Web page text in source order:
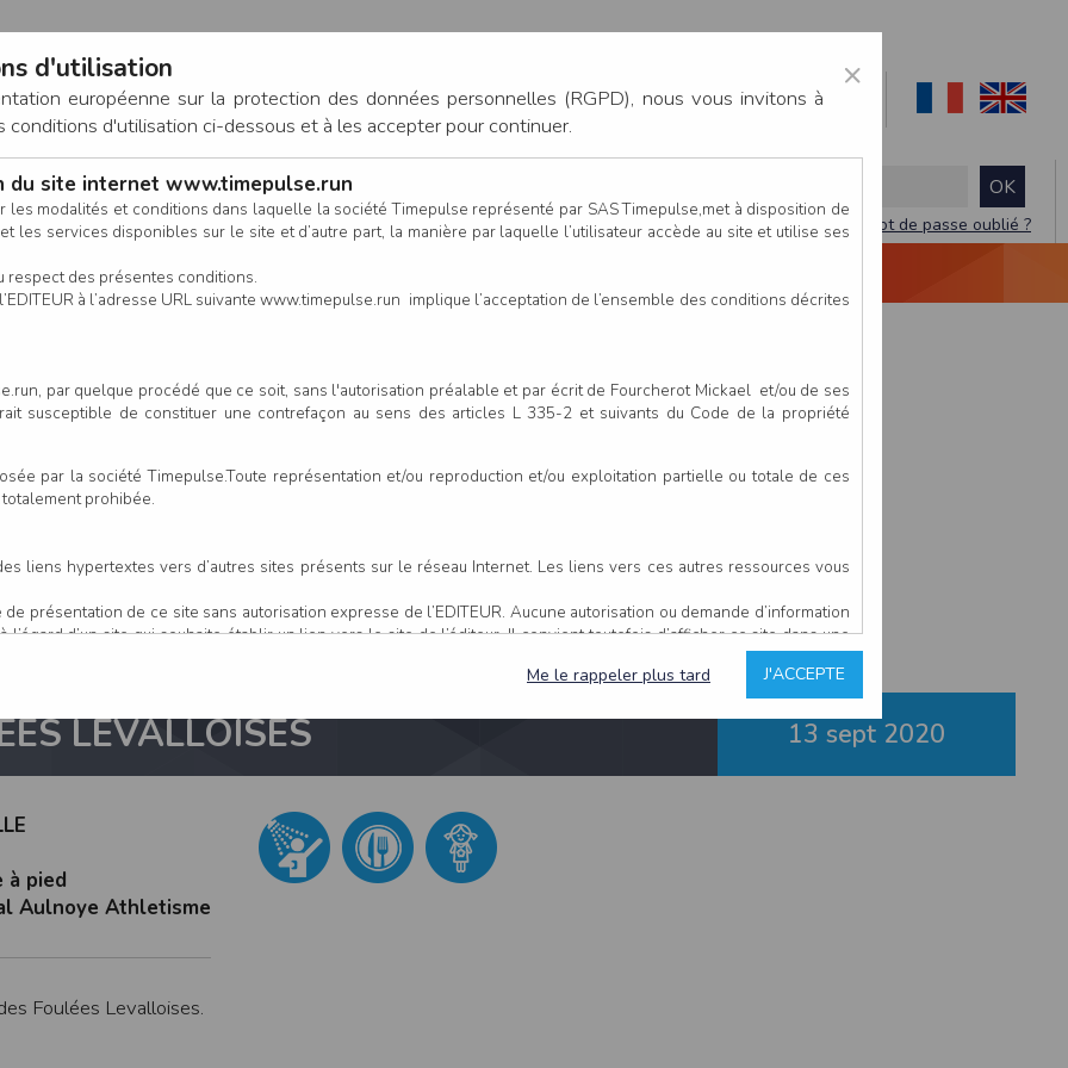
CONNEXION
Mot de passe oublié ?
CALENDRIER RÉSULTATS
LEVALLOISES à Leval
LEVALLOISES 13 sept 2020
à pied
Aulnoye Athletisme
Foulées Levalloises.
×
d'utilisation
européenne sur la protection des données personnelles (RGPD), nous vous invitons à
conditions d'utilisation ci-dessous et à les accepter pour continuer.
du site internet www.timepulse.run
modalités et conditions dans laquelle la société Timepulse représenté par SAS Timepulse,met à disposition de
les services disponibles sur le site et d’autre part, la manière par laquelle l’utilisateur accède au site et utilise ses
respect des présentes conditions.
à l’adresse URL suivante www.timepulse.run implique l’acceptation de l’ensemble des conditions décrites
par quelque procédé que ce soit, sans l'autorisation préalable et par écrit de Fourcherot Mickael et/ou de ses
susceptible de constituer une contrefaçon au sens des articles L 335-2 et suivants du Code de la propriété
par la société Timepulse.Toute représentation et/ou reproduction et/ou exploitation partielle ou totale de ces
prohibée.
liens hypertextes vers d’autres sites présents sur le réseau Internet. Les liens vers ces autres ressources vous
présentation de ce site sans autorisation expresse de l’EDITEUR. Aucune autorisation ou demande d’information
d’un site qui souhaite établir un lien vers le site de l’éditeur. Il convient toutefois d’afficher ce site dans une
l’EDITEUR se réserve le droit de demander la suppression d’un lien qu’il estime non conforme à l’objet du site
ce site et/ou accessibles par ce site proviennent de sources considérées comme étant fiables.
sont susceptibles de contenir des inexactitudes techniques et des erreurs typographiques.
dès que ces erreurs sont portées à sa connaissance.
et la pertinence des informations et/ou documents mis à disposition sur ce site.
sur ce site sont susceptibles d’être modifiés à tout moment, et peuvent avoir fait l’objet de mises à jour. En
à jour entre le moment de leur téléchargement et celui où l’utilisateur en prend connaissance.
disponibles sur ce site se fait sous l’entière et seule responsabilité de l’utilisateur, qui assume la totalité des
l’EDITEUR puisse être recherché à ce titre, et sans recours contre ce dernier.
responsable de tout dommage de quelque nature qu’il soit résultant de l’interprétation ou de l’utilisation des
ce site.
24 heures sur 24, 7 jours sur 7, sauf en cas de force majeure ou d’un événement hors du contrôle de l’EDITEUR, et
de maintenance nécessaires au bon fonctionnement du site et des services.
J'ACCEPTE
Me le rappeler plus tard